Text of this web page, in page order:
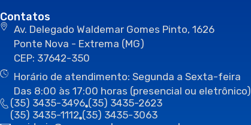
Contatos
Av. Delegado Waldemar Gomes Pinto, 1626
Ponte Nova - Extrema (MG)
CEP: 37642-350
Horário de atendimento: Segunda a Sexta-feira
Das 8:00 às 17:00 horas (presencial ou eletrônico)
(35) 3435-3496 (35) 3435-2623
(35) 3435-1112 (35) 3435-3063